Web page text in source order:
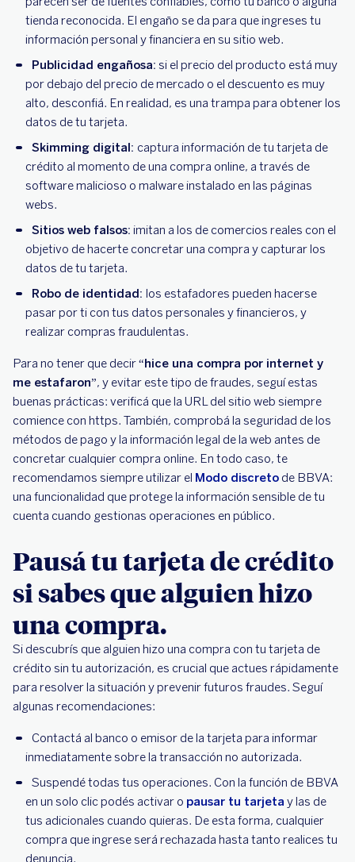
tienda reconocida. El engaño se da para que ingreses tu
información personal y financiera en su sitio web.
Publicidad engañosa: si el precio del producto está muy
por debajo del precio de mercado o el descuento es muy
alto, desconfiá. En realidad, es una trampa para obtener los
datos de tu tarjeta.
Skimming digital: captura información de tu tarjeta de
crédito al momento de una compra online, a través de
software malicioso o malware instalado en las páginas
webs.
Sitios web falsos: imitan a los de comercios reales con el
objetivo de hacerte concretar una compra y capturar los
datos de tu tarjeta.
Robo de identidad: los estafadores pueden hacerse
pasar por ti con tus datos personales y financieros, y
realizar compras fraudulentas.
Para no tener que decir“hice una compra por internet y
me estafaron”, y evitar este tipo de fraudes, seguí estas
buenas prácticas: verificá que la URL del sitio web siempre
comience con https. También, comprobá la seguridad de los
métodos de pago y la información legal de la web antes de
concretar cualquier compra online. En todo caso, te
recomendamos siempre utilizar el Modo discreto de BBVA:
una funcionalidad que protege la información sensible de tu
cuenta cuando gestionas operaciones en público.
Pausá tu tarjeta de crédito
si sabes que alguien hizo
una compra.
Si descubrís que alguien hizo una compra con tu tarjeta de
crédito sin tu autorización, es crucial que actues rápidamente
para resolver la situación y prevenir futuros fraudes. Seguí
algunas recomendaciones:
Contactá al banco o emisor de la tarjeta para informar
inmediatamente sobre la transacción no autorizada.
Suspendé todas tus operaciones. Con la función de BBVA
en un solo clic podés activar o pausar tu tarjeta y las de
tus adicionales cuando quieras. De esta forma, cualquier
compra que ingrese será rechazada hasta tanto realices tu
denuncia.